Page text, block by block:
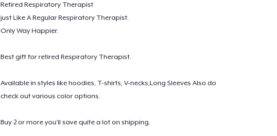
Retired Respiratory Therapist
just Like A Regular Respiratory Therapist.
Only Way Happier.
Best gift for retired Respiratory Therapist.
Available in styles like hoodies, T-shirts, V-necks,Long Sleeves Also do
check out various color options.
Buy 2 or more you’ll save quite a lot on shipping.